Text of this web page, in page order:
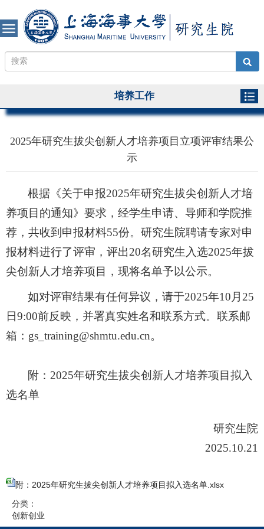
培养工作
2025年研究生拔尖创新人才培养项目立项评审结果公
示
根据《关于申报2025年研究生拔尖创新人才培
养项目的通知》要求，经学生申请、导师和学院推
荐 ，共收到申报材料55份。 研究生院聘请专家对申
报材料进行了评审 ， 评出20名研究生入选2025年拔
尖创新人才培养项目，现将名单予以公示。
如对评审结果有任何异议，请于2025年10 月 25
日9:00前反映 ， 并署真实姓名和联系方式。 联系邮
箱： gs_training@shmtu.edu.cn。
附： 2025年研究生拔尖创新人才培养项目 拟 入
选名单
研究生院
2025.10.21
附：2025年研究生拔尖创新人才培养项目拟入选名单.xlsx
分类：
创新创业